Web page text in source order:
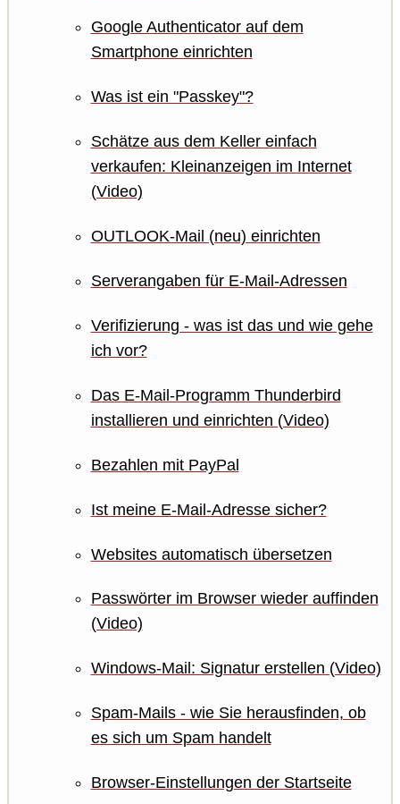
Google Authenticator auf dem
Smartphone einrichten
Was ist ein "Passkey"?
Schätze aus dem Keller einfach
verkaufen: Kleinanzeigen im Internet
(Video)
OUTLOOK-Mail (neu) einrichten
Serverangaben für E-Mail-Adressen
Verifizierung - was ist das und wie gehe
ich vor?
Das E-Mail-Programm Thunderbird
installieren und einrichten (Video)
Bezahlen mit PayPal
Ist meine E-Mail-Adresse sicher?
Websites automatisch übersetzen
Passwörter im Browser wieder auffinden
(Video)
Windows-Mail: Signatur erstellen (Video)
Spam-Mails - wie Sie herausfinden, ob
es sich um Spam handelt
Browser-Einstellungen der Startseite